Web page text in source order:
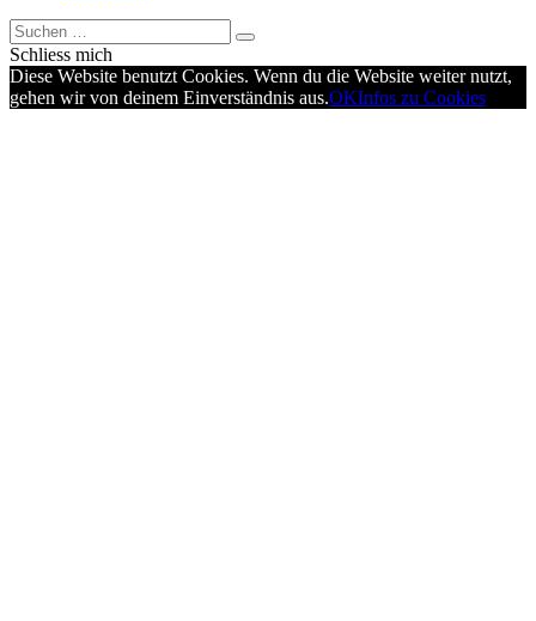
Schliess mich
Diese Website benutzt Cookies. Wenn du die Website weiter nutzt,
gehen wir von deinem Einverständnis aus.OKInfos zu Cookies